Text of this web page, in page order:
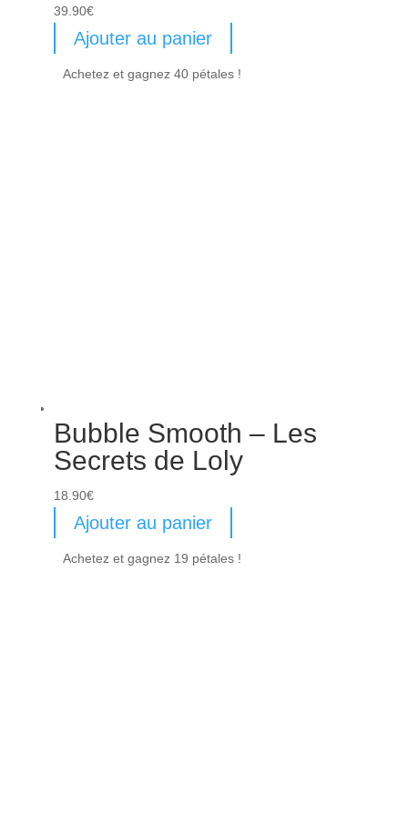
39.90€
Ajouter au panier
Achetez et gagnez 40 pétales !
Bubble Smooth – Les
Secrets de Loly
18.90€
Ajouter au panier
Achetez et gagnez 19 pétales !